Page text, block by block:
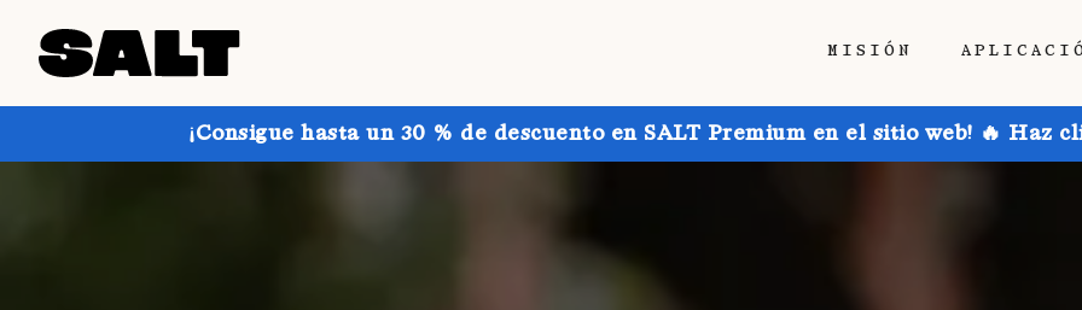
MISIÓN
¡Consigue hasta un 30 % de descuento en SALT Premium en el sitio web! 🔥 Haz